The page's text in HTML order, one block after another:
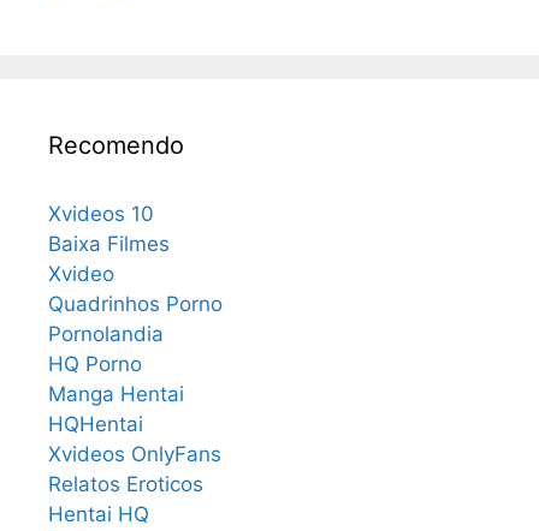
Recomendo
Xvideos 10
Baixa Filmes
Xvideo
Quadrinhos Porno
Pornolandia
HQ Porno
Manga Hentai
HQHentai
Xvideos OnlyFans
Relatos Eroticos
Hentai HQ